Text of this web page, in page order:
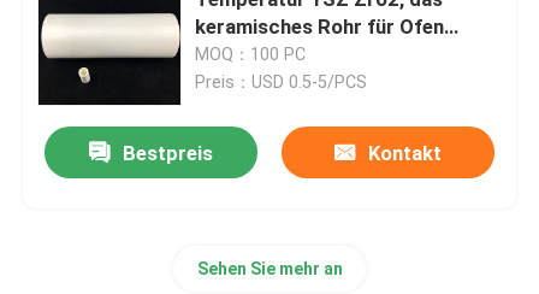
Aluminiumoxyd keramisch
Steatit keramisch
keramisches Rohr für Ofen
bronziert
MOQ：100 PC
Preis：USD 0.5-5/PCS
Bestpreis Kontakt
Sehen Sie mehr an